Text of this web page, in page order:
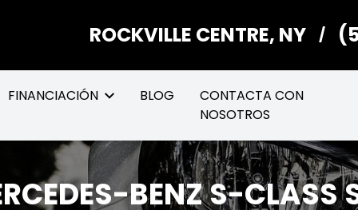
ROCKVILLE CENTRE, NY /
FINANCIACIÓN BLOG
CONTACTA CON
NOSOTROS
BENZ S-CLASS